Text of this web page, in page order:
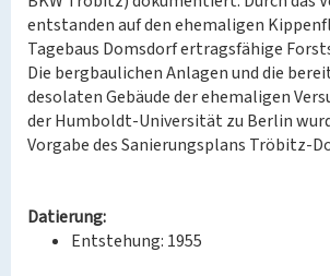
entstanden auf den ehemaligen
Tagebaus Domsdorf ertragsfähige
Die bergbaulichen Anlagen und die
desolaten Gebäude der ehemaligen
der Humboldt-Universität zu Berlin
Vorgabe des Sanierungsplans Tröbitz-
Datierung:
Entstehung: 1955